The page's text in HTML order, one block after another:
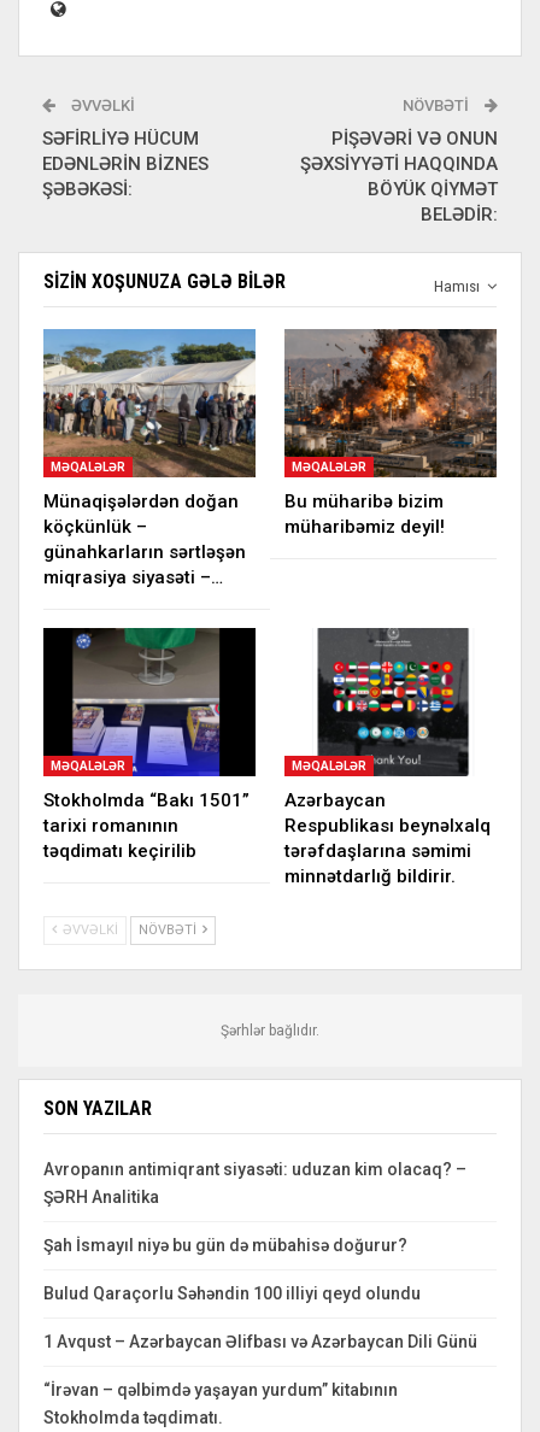
ƏVVƏLKI
SƏFİRLİYƏ HÜCUM
EDƏNLƏRİN BİZNES
ŞƏBƏKƏSİ:
NÖVBƏTI
PİŞƏVƏRİ VƏ ONUN
ŞƏXSİYYƏTİ HAQQINDA
BÖYÜK QİYMƏT
BELƏDİR:
Hamısı
SIZIN XOŞUNUZA GƏLƏ BILƏR
MƏQALƏLƏR
Münaqişələrdən doğan
köçkünlük –
günahkarların sərtləşən
miqrasiya siyasəti –…
MƏQALƏLƏR
Bu müharibə bizim
müharibəmiz deyil!
MƏQALƏLƏR
Stokholmda “Bakı 1501”
tarixi romanının
təqdimatı keçirilib
MƏQALƏLƏR
Azərbaycan
Respublikası beynəlxalq
tərəfdaşlarına səmimi
minnətdarlığ bildirir.
ƏVVƏLKI NÖVBƏTI
Şərhlər bağlıdır.
SON YAZILAR
Avropanın antimiqrant siyasəti: uduzan kim olacaq? –
ŞƏRH Analitika
Şah İsmayıl niyə bu gün də mübahisə doğurur?
Bulud Qaraçorlu Səhəndin 100 illiyi qeyd olundu
1 Avqust – Azərbaycan Əlifbası və Azərbaycan Dili Günü
“İrəvan – qəlbimdə yaşayan yurdum” kitabının
Stokholmda təqdimatı.